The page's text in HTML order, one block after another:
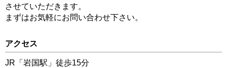
させていただきます。
まずはお気軽にお問い合わせ下さい。
アクセス
JR「岩国駅」徒歩15分